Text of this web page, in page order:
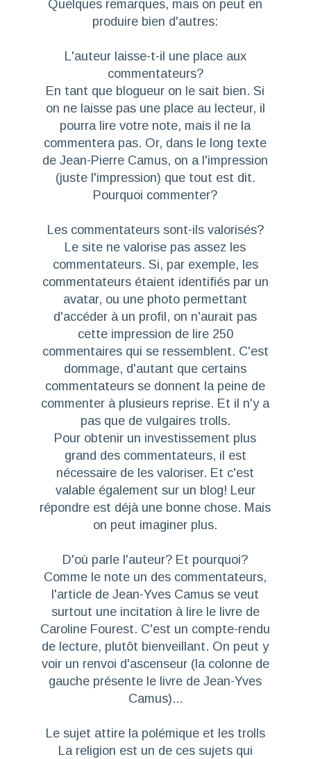
Quelques remarques, mais on peut en
produire bien d'autres:
L'auteur laisse-t-il une place aux
commentateurs?
En tant que blogueur on le sait bien. Si
on ne laisse pas une place au lecteur, il
pourra lire votre note, mais il ne la
commentera pas. Or, dans le long texte
de Jean-Pierre Camus, on a l'impression
(juste l'impression) que tout est dit.
Pourquoi commenter?
Les commentateurs sont-ils valorisés?
Le site ne valorise pas assez les
commentateurs. Si, par exemple, les
commentateurs étaient identifiés par un
avatar, ou une photo permettant
d'accéder à un profil, on n'aurait pas
cette impression de lire 250
commentaires qui se ressemblent. C'est
dommage, d'autant que certains
commentateurs se donnent la peine de
commenter à plusieurs reprise. Et il n'y a
pas que de vulgaires trolls.
Pour obtenir un investissement plus
grand des commentateurs, il est
nécessaire de les valoriser. Et c'est
valable également sur un blog! Leur
répondre est déjà une bonne chose. Mais
on peut imaginer plus.
D'où parle l'auteur? Et pourquoi?
Comme le note un des commentateurs,
l'article de Jean-Yves Camus se veut
surtout une incitation à lire le livre de
Caroline Fourest. C'est un compte-rendu
de lecture, plutôt bienveillant. On peut y
voir un renvoi d'ascenseur (la colonne de
gauche présente le livre de Jean-Yves
Camus)...
Le sujet attire la polémique et les trolls
La religion est un de ces sujets qui